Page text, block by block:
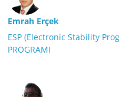
Emrah Erçek
ESP (Electronic Stability
PROGRAMI